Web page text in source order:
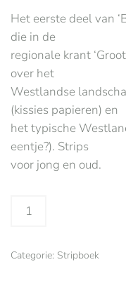
Het eerste deel van
die in de
regionale krant
over het
Westlandse
(kissies papieren) en
het typische
eentje?). Strips
voor jong en oud.
Deel
spannende
Categorie: Stripboek